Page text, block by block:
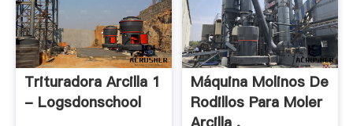
Trituradora Arcilla 1
- Logsdonschool
Máquina Molinos De
Rodillos Para Moler